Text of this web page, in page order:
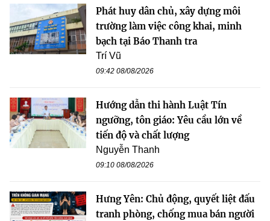
Phát huy dân chủ, xây dựng môi
trường làm việc công khai, minh
bạch tại Báo Thanh tra
Trí Vũ
09:42 08/08/2026
Hướng dẫn thi hành Luật Tín
ngưỡng, tôn giáo: Yêu cầu lớn về
tiến độ và chất lượng
Nguyễn Thanh
09:10 08/08/2026
Hưng Yên: Chủ động, quyết liệt đấu
tranh phòng, chống mua bán người